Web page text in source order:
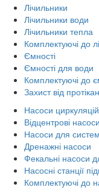
Лічильники
Лічильники води
Лічильники тепла
Комплектуючі до
Ємності
Ємності для води
Комплектуючі до
Захист від
Насоси
Відцентрові насоси
Насоси для
Дренажні насоси
Фекальні насоси
Насосні станції
Комплектуючі до